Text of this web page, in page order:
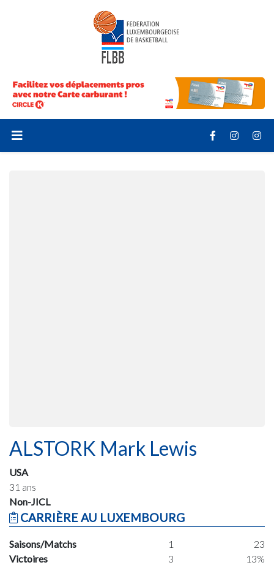
ALSTORK Mark Lewis
USA
31 ans
Non-JICL
CARRIÈRE AU LUXEMBOURG
Saisons/Matchs 1
23
Victoires
3
13%